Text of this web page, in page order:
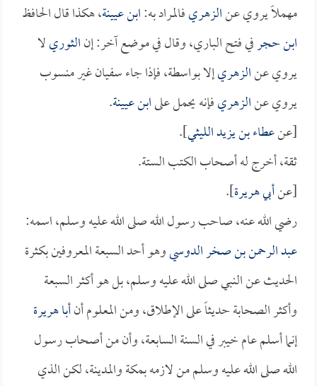
مهملاً يروي عنالزهريفالمراد به:ابن عيينة، هكذا قال الحافظ
ابن حجرفي فتح الباري، وقال في موضع آخر: إنالثوريلا
يروي عنالزهريإلا بواسطة، فإذا جاء سفيان غير منسوب
يروي عنالزهريفإنه يحمل علىابن عيينة.
[عنعطاء بن يزيد الليثي].
ثقة، أخرج له أصحاب الكتب الستة.
[عنأبي هريرة].
رضي الله عنه، صاحب رسول الله صلى الله عليه وسلم، اسمه:
عبد الرحمن بن صخر الدوسيوهو أحد السبعة المعروفين بكثرة
الحديث عن النبي صلى الله عليه وسلم، بل هو أكثر السبعة
وأكثر الصحابة حديثاً على الإطلاق، ومن المعلوم أنأبا هريرة
إنما أسلم عام خيبر في السنة السابعة، وأن من أصحاب رسول
الله صلى الله عليه وسلم من لازمه بمكة والمدينة، لكن الذي